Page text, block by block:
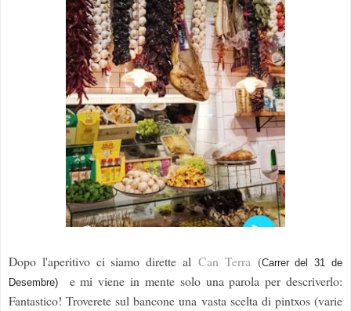
Dopo l'aperitivo ci siamo dirette al Can Terra(Carrer del 31 de
Desembre)
e mi viene in mente solo una parola per descriverlo:
Fantastico! Troverete sul bancone una vasta scelta di pintxos (varie